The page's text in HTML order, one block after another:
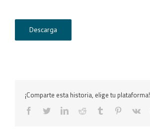
Descarga
¡Comparte esta historia, elige tu plataforma!
facebooktwitterlinkedinreddit tumblr pinterest
vk